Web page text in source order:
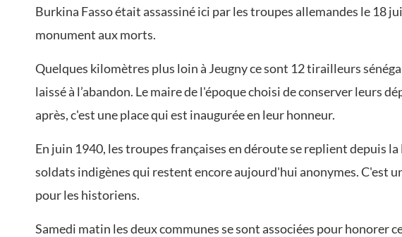
Burkina Fasso était assassiné ici par les troupes allemandes le 18
monument aux morts.
Quelques kilomètres plus loin à Jeugny ce sont 12 tirailleurs
laissé à l’abandon. Le maire de l'époque choisi de conserver leurs
après, c'est une place qui est inaugurée en leur honneur.
En juin 1940, les troupes françaises en déroute se replient depuis
soldats indigènes qui restent encore aujourd'hui anonymes. C'est
pour les historiens.
Samedi matin les deux communes se sont associées pour honorer